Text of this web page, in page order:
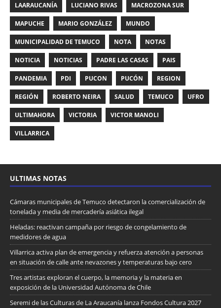
LAARAUCANÍA LUCIANO RIVAS MACROZONA SUR
MAPUCHE MARIO GONZÁLEZ MUNDO
MUNICIPALIDAD DE TEMUCO NOTA NOTAS
NOTICIA NOTICIAS PADRE LAS CASAS PAIS
PANDEMIA PDI PUCON PUCÓN REGION
REGIÓN ROBERTO NEIRA SALUD TEMUCO UFRO
ULTIMAHORA VICTORIA VICTOR MANOLI
VILLARRICA
ULTIMAS NOTAS
Cámaras municipales de Temuco detectaron la comercialización de
tonelada y media de mercadería asiática ilegal
Heladas: reactivan campaña por riesgo de congelamiento de
medidores de agua
Villarrica activa plan de emergencia y refuerza atención a personas
en situación de calle ante nevazones y temperaturas bajo cero
Tres artistas exploran el cuerpo, la memoria y la materia en
exposición de la Universidad Autónoma de Chile
Seremi de las Culturas de La Araucanía lanza Fondos Cultura 2027